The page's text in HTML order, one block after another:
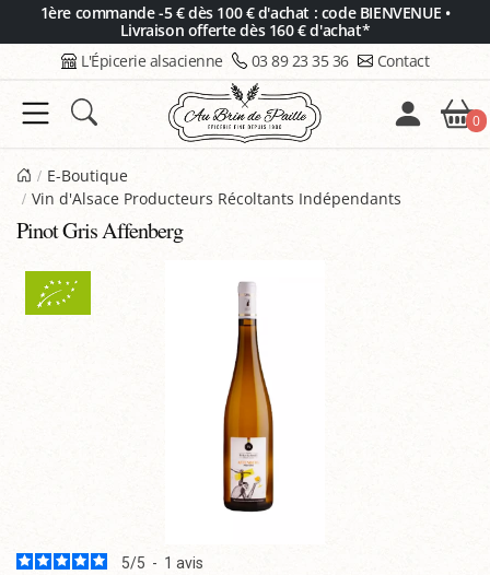
1ère commande -5 € dès 100 € d'achat : code BIENVENUE •
Livraison offerte dès 160 € d'achat*
L'Épicerie alsacienne 03 89 23 35 36 Contact
0
E-Boutique
Vin d'Alsace Producteurs Récoltants Indépendants
Pinot Gris Affenberg
5/5 - 1 avis
Panneau de gestion des cookies